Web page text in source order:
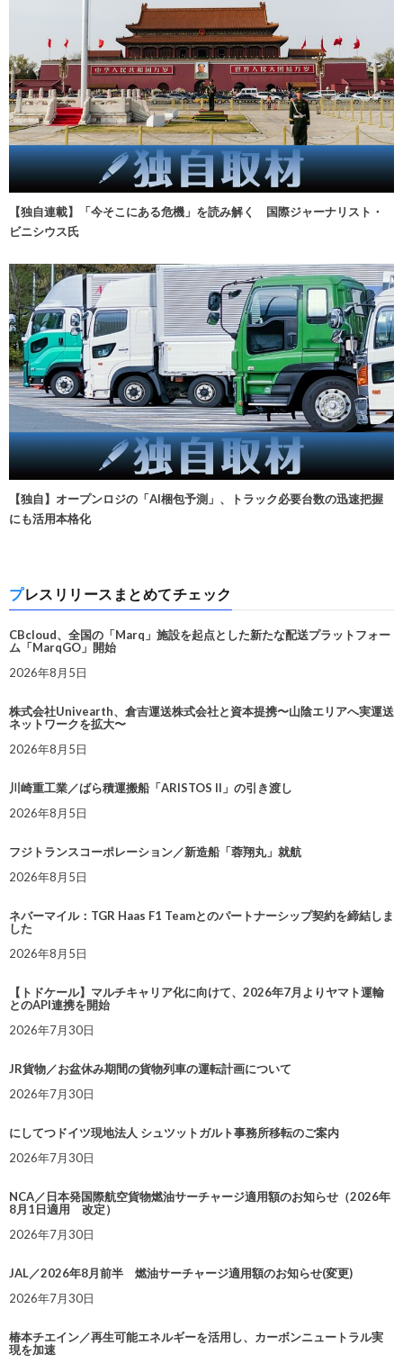
【独自連載】「今そこにある危機」を読み解く 国際ジャーナリスト・
ビニシウス氏
【独自】オープンロジの「AI梱包予測」、トラック必要台数の迅速把握
にも活用本格化
プレスリリースまとめてチェック
CBcloud、全国の「Marq」施設を起点とした新たな配送プラットフォー
ム「MarqGO」開始
2026年8月5日
株式会社Univearth、倉吉運送株式会社と資本提携〜山陰エリアへ実運送
ネットワークを拡大〜
2026年8月5日
川崎重工業／ばら積運搬船「ARISTOS II」の引き渡し
2026年8月5日
フジトランスコーポレーション／新造船「蓉翔丸」就航
2026年8月5日
ネバーマイル：TGR Haas F1 Teamとのパートナーシップ契約を締結しま
した
2026年8月5日
【トドケール】マルチキャリア化に向けて、2026年7月よりヤマト運輸
とのAPI連携を開始
2026年7月30日
JR貨物／お盆休み期間の貨物列車の運転計画について
2026年7月30日
にしてつドイツ現地法人 シュツットガルト事務所移転のご案内
2026年7月30日
NCA／日本発国際航空貨物燃油サーチャージ適用額のお知らせ（2026年
8月1日適用 改定）
2026年7月30日
JAL／2026年8月前半 燃油サーチャージ適用額のお知らせ(変更)
2026年7月30日
椿本チエイン／再生可能エネルギーを活用し、カーボンニュートラル実
現を加速